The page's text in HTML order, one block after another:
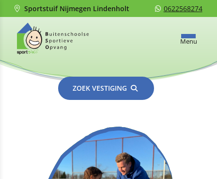
Sportstuif Nijmegen Lindenholt 0622568274
Menu
ZOEK VESTIGING